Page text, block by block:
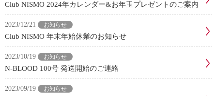
Club NISMO 2024年カレンダー&お年玉プレゼントのご案内
2023/12/21 お知らせ
Club NISMO 年末年始休業のお知らせ
2023/10/19 お知らせ
N-BLOOD 100号 発送開始のご連絡
2023/09/19 お知らせ